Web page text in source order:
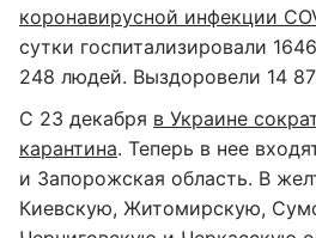
коронавирусной инфекции
сутки госпитализировали
248 людей. Выздоровели 14
С 23 декабря в Украине
карантина. Теперь в нее
и Запорожская область. В
Киевскую, Житомирскую,